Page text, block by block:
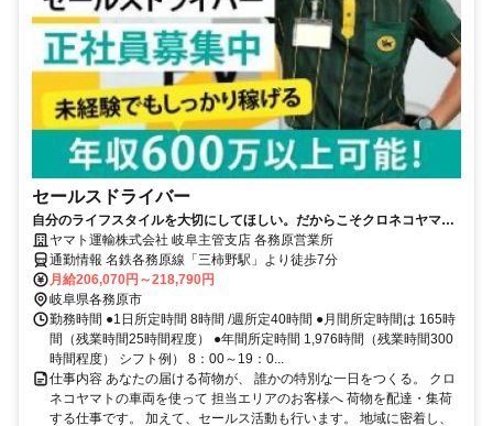
セールスドライバー
自分のライフスタイルを大切にしてほしい。だからこそクロネコヤマト
は収入も休日も充実
ヤマト運輸株式会社 岐阜主管支店 各務原営業所
通勤情報 名鉄各務原線「三柿野駅」より徒歩7分
月給206,070円～218,790円
岐阜県各務原市
勤務時間 ●1日所定時間 8時間 /週所定40時間 ●月間所定時間は 165時
間（残業時間25時間程度） ●年間所定時間 1,976時間（残業時間300
時間程度） シフト例） 8：00～19：0...
仕事内容 あなたの届ける荷物が、 誰かの特別な一日をつくる。 クロ
ネコヤマトの車両を使って 担当エリアのお客様へ 荷物を配達・集荷
する仕事です。 加えて、セールス活動も行います。 地域に密着し、